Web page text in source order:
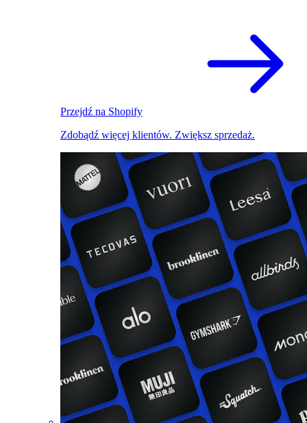
Przejdź na Shopify
Zdobądź więcej klientów. Zwiększ sprzedaż.